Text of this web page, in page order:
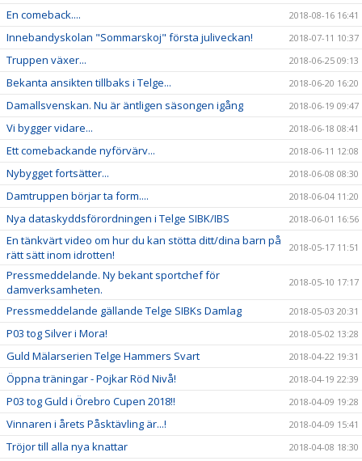
En comeback....
2018-08-16 16:41
Innebandyskolan "Sommarskoj" första juliveckan! 2018-07-11 10:37
Truppen växer... 2018-06-25 09:13
Bekanta ansikten tillbaks i Telge... 2018-06-20 16:20
Damallsvenskan. Nu är äntligen säsongen igång 2018-06-19 09:47
Vi bygger vidare... 2018-06-18 08:41
Ett comebackande nyförvärv... 2018-06-11 12:08
Nybygget fortsätter... 2018-06-08 08:30
Damtruppen börjar ta form.... 2018-06-04 11:20
Nya dataskyddsförordningen i Telge SIBK/IBS 2018-06-01 16:56
En tänkvärt video om hur du kan stötta ditt/dina barn på
rätt sätt inom idrotten!
2018-05-17 11:51
Pressmeddelande. Ny bekant sportchef för
damverksamheten.
2018-05-10 17:17
Pressmeddelande gällande Telge SIBKs Damlag 2018-05-03 20:31
P03 tog Silver i Mora! 2018-05-02 13:28
Guld Mälarserien Telge Hammers Svart 2018-04-22 19:31
Öppna träningar - Pojkar Röd Nivå! 2018-04-19 22:39
P03 tog Guld i Örebro Cupen 2018!! 2018-04-09 19:28
Vinnaren i årets Påsktävling är...! 2018-04-09 15:41
Tröjor till alla nya knattar 2018-04-08 18:30